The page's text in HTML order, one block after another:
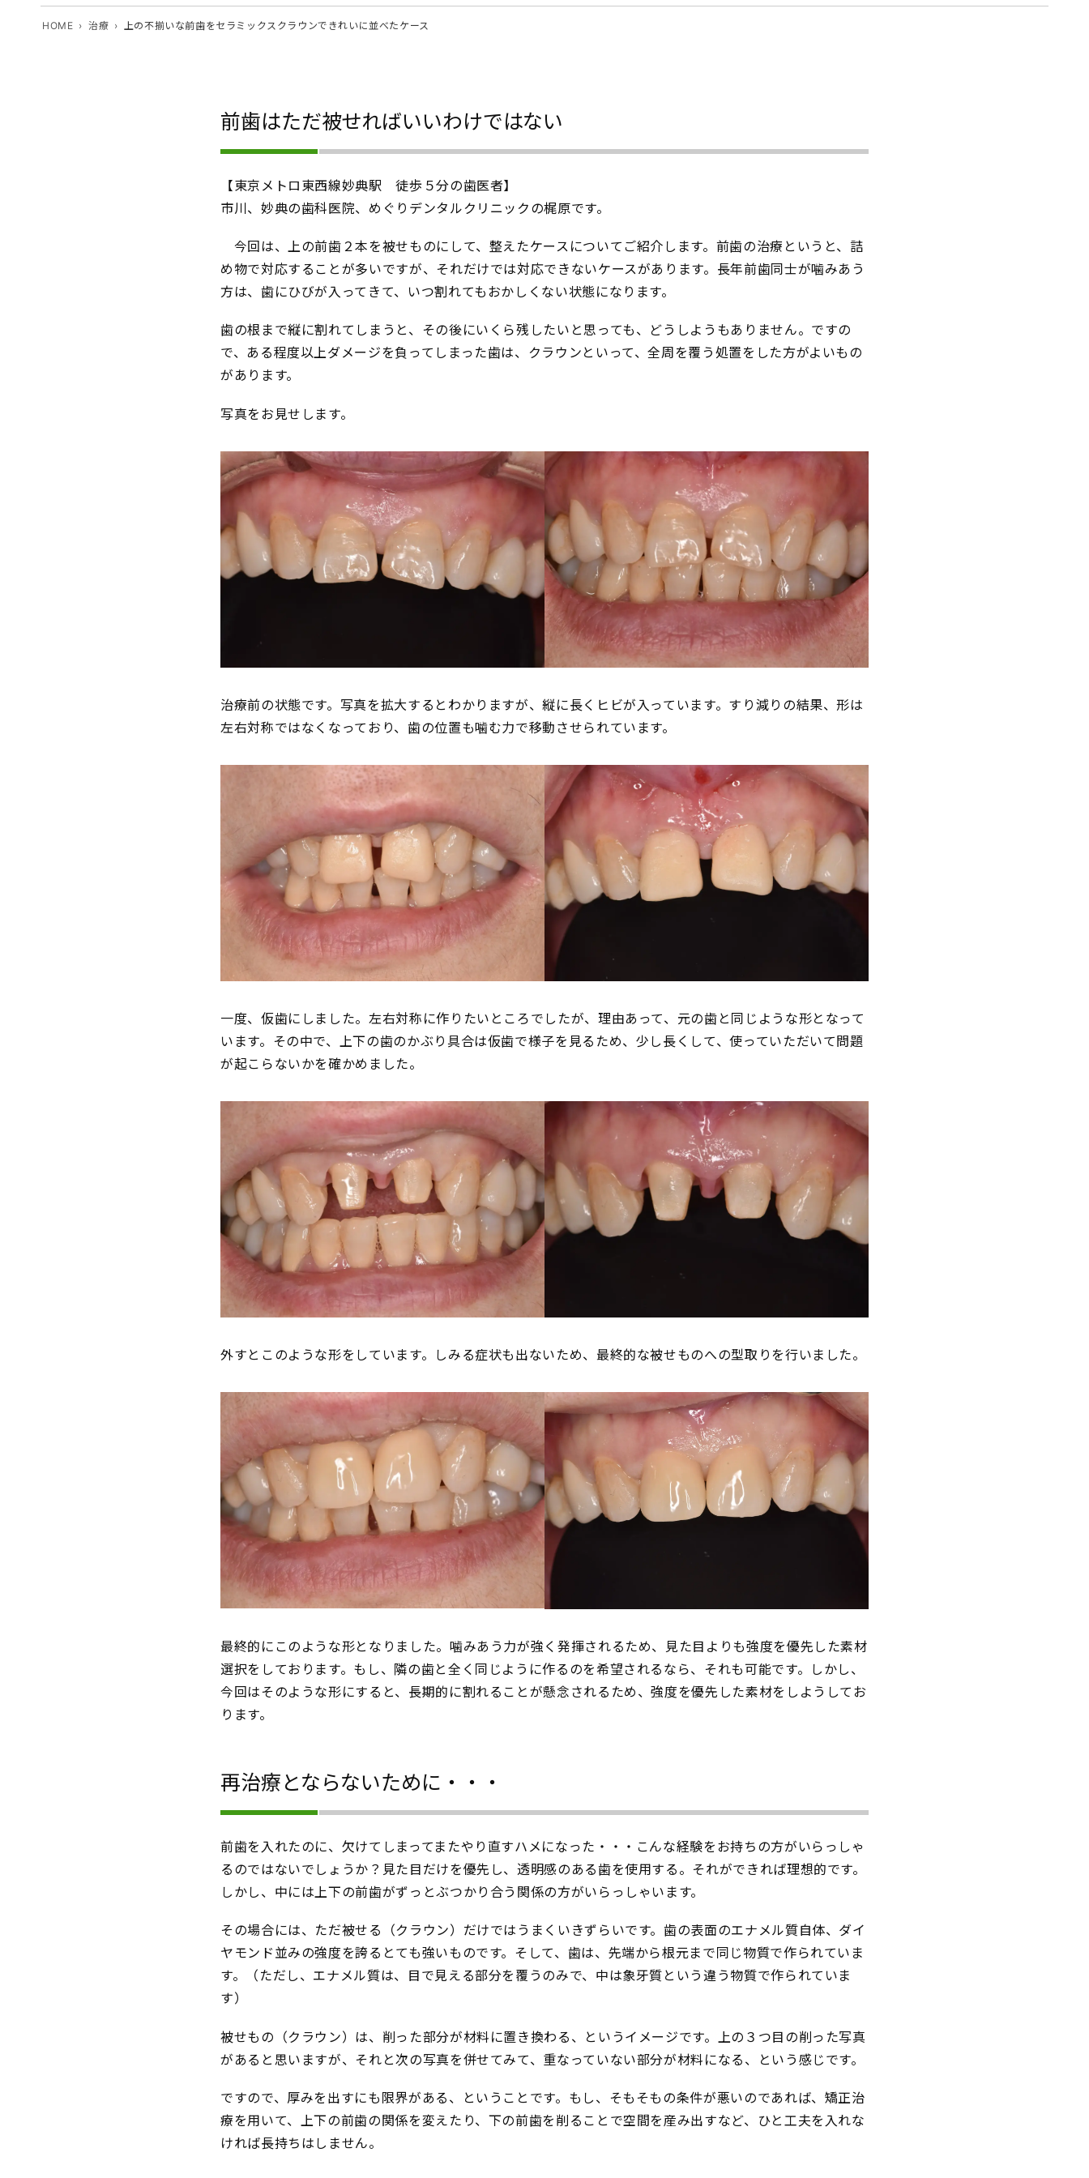
HOME 治療 上の不揃いな前歯をセラミックスクラウンできれいに並べたケース
前歯はただ被せればいいわけではない
【東京メトロ東西線妙典駅 徒歩５分の歯医者】
市川、妙典の歯科医院、めぐりデンタルクリニックの梶原です。
今回は、上の前歯２本を被せものにして、整えたケースについてご紹介します。前歯の治療というと、詰
め物で対応することが多いですが、それだけでは対応できないケースがあります。長年前歯同士が噛みあう
方は、歯にひびが入ってきて、いつ割れてもおかしくない状態になります。
歯の根まで縦に割れてしまうと、その後にいくら残したいと思っても、どうしようもありません。ですの
で、ある程度以上ダメージを負ってしまった歯は、クラウンといって、全周を覆う処置をした方がよいもの
があります。
写真をお見せします。
治療前の状態です。写真を拡大するとわかりますが、縦に長くヒビが入っています。すり減りの結果、形は
左右対称ではなくなっており、歯の位置も噛む力で移動させられています。
一度、仮歯にしました。左右対称に作りたいところでしたが、理由あって、元の歯と同じような形となって
います。その中で、上下の歯のかぶり具合は仮歯で様子を見るため、少し長くして、使っていただいて問題
が起こらないかを確かめました。
外すとこのような形をしています。しみる症状も出ないため、最終的な被せものへの型取りを行いました。
最終的にこのような形となりました。噛みあう力が強く発揮されるため、見た目よりも強度を優先した素材
選択をしております。もし、隣の歯と全く同じように作るのを希望されるなら、それも可能です。しかし、
今回はそのような形にすると、長期的に割れることが懸念されるため、強度を優先した素材をしようしてお
ります。
再治療とならないために・・・
前歯を入れたのに、欠けてしまってまたやり直すハメになった・・・こんな経験をお持ちの方がいらっしゃ
るのではないでしょうか？見た目だけを優先し、透明感のある歯を使用する。それができれば理想的です。
しかし、中には上下の前歯がずっとぶつかり合う関係の方がいらっしゃいます。
その場合には、ただ被せる（クラウン）だけではうまくいきずらいです。歯の表面のエナメル質自体、ダイ
ヤモンド並みの強度を誇るとても強いものです。そして、歯は、先端から根元まで同じ物質で作られていま
す。（ただし、エナメル質は、目で見える部分を覆うのみで、中は象牙質という違う物質で作られていま
す）
被せもの（クラウン）は、削った部分が材料に置き換わる、というイメージです。上の３つ目の削った写真
があると思いますが、それと次の写真を併せてみて、重なっていない部分が材料になる、という感じです。
ですので、厚みを出すにも限界がある、ということです。もし、そもそもの条件が悪いのであれば、矯正治
療を用いて、上下の前歯の関係を変えたり、下の前歯を削ることで空間を産み出すなど、ひと工夫を入れな
ければ長持ちはしません。